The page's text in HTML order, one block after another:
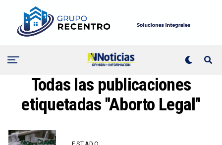
Todas las publicaciones
etiquetadas "Aborto Legal"